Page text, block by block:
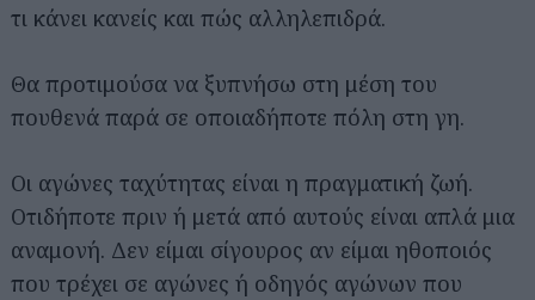
τι κάνει κανείς και πώς αλληλεπιδρά.
Θα προτιμούσα να ξυπνήσω στη μέση του
πουθενά παρά σε οποιαδήποτε πόλη στη γη.
Οι αγώνες ταχύτητας είναι η πραγματική ζωή.
Οτιδήποτε πριν ή μετά από αυτούς είναι απλά μια
αναμονή. Δεν είμαι σίγουρος αν είμαι ηθοποιός
που τρέχει σε αγώνες ή οδηγός αγώνων που